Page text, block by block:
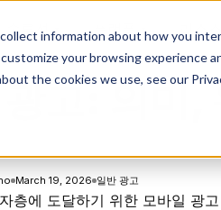
information about how you
your browsing experience
the cookies we use, see our
솔루션 플랫폼 리소스
고: 의미,
March 19, 2026 일반 광고